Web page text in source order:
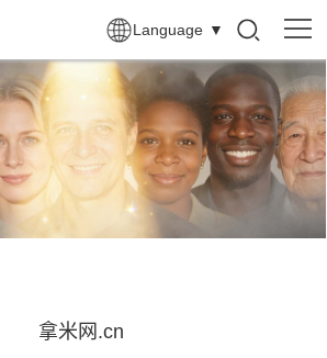
Language ▼
拿米网.cn